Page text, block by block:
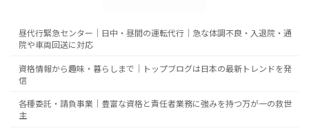
昼代行緊急センター｜日中・昼間の運転代行｜急な体調不良・入退院・通
院や車両回送に対応
資格情報から趣味・暮らしまで｜トップブログは日本の最新トレンドを発
信
各種委託・請負事業｜豊富な資格と責任者業務に強みを持つ万が一の救世
主